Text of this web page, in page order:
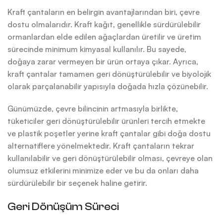
Kraft çantaların en belirgin avantajlarından biri, çevre
dostu olmalarıdır. Kraft kağıt, genellikle sürdürülebilir
ormanlardan elde edilen ağaçlardan üretilir ve üretim
sürecinde minimum kimyasal kullanılır. Bu sayede,
doğaya zarar vermeyen bir ürün ortaya çıkar. Ayrıca,
kraft çantalar tamamen geri dönüştürülebilir ve biyolojik
olarak parçalanabilir yapısıyla doğada hızla çözünebilir.
Günümüzde, çevre bilincinin artmasıyla birlikte,
tüketiciler geri dönüştürülebilir ürünleri tercih etmekte
ve plastik poşetler yerine kraft çantalar gibi doğa dostu
alternatiflere yönelmektedir. Kraft çantaların tekrar
kullanılabilir ve geri dönüştürülebilir olması, çevreye olan
olumsuz etkilerini minimize eder ve bu da onları daha
sürdürülebilir bir seçenek haline getirir.
Geri Dönüşüm Süreci